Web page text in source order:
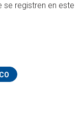
registren en este